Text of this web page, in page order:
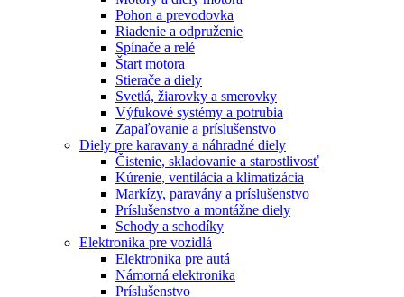
Pohon a prevodovka
Riadenie a odpruženie
Spínače a relé
Štart motora
Stierače a diely
Svetlá, žiarovky a smerovky
Výfukové systémy a potrubia
Zapaľovanie a príslušenstvo
Diely pre karavany a náhradné diely
Čistenie, skladovanie a starostlivosť
Kúrenie, ventilácia a klimatizácia
Markízy, paravány a príslušenstvo
Príslušenstvo a montážne diely
Schody a schodíky
Elektronika pre vozidlá
Elektronika pre autá
Námorná elektronika
Príslušenstvo